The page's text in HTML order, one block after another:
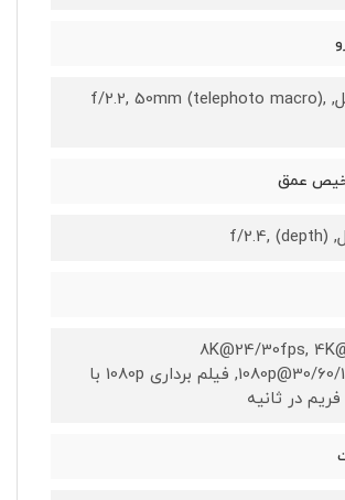
5 مگاپیکسل, f/2.2, 50mm (telephoto macro),
عمق
8K@24/30fps,
1080p@30/60/120/240fps, فیلم برداری 1080p با